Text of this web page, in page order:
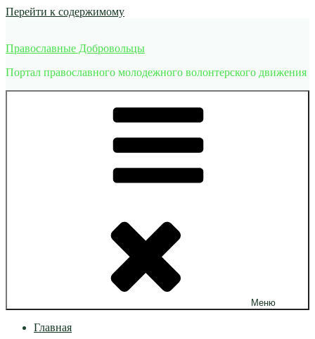
Перейти к содержимому
Православные Добровольцы
Портал православного молодежного волонтерского движения
Меню
Главная